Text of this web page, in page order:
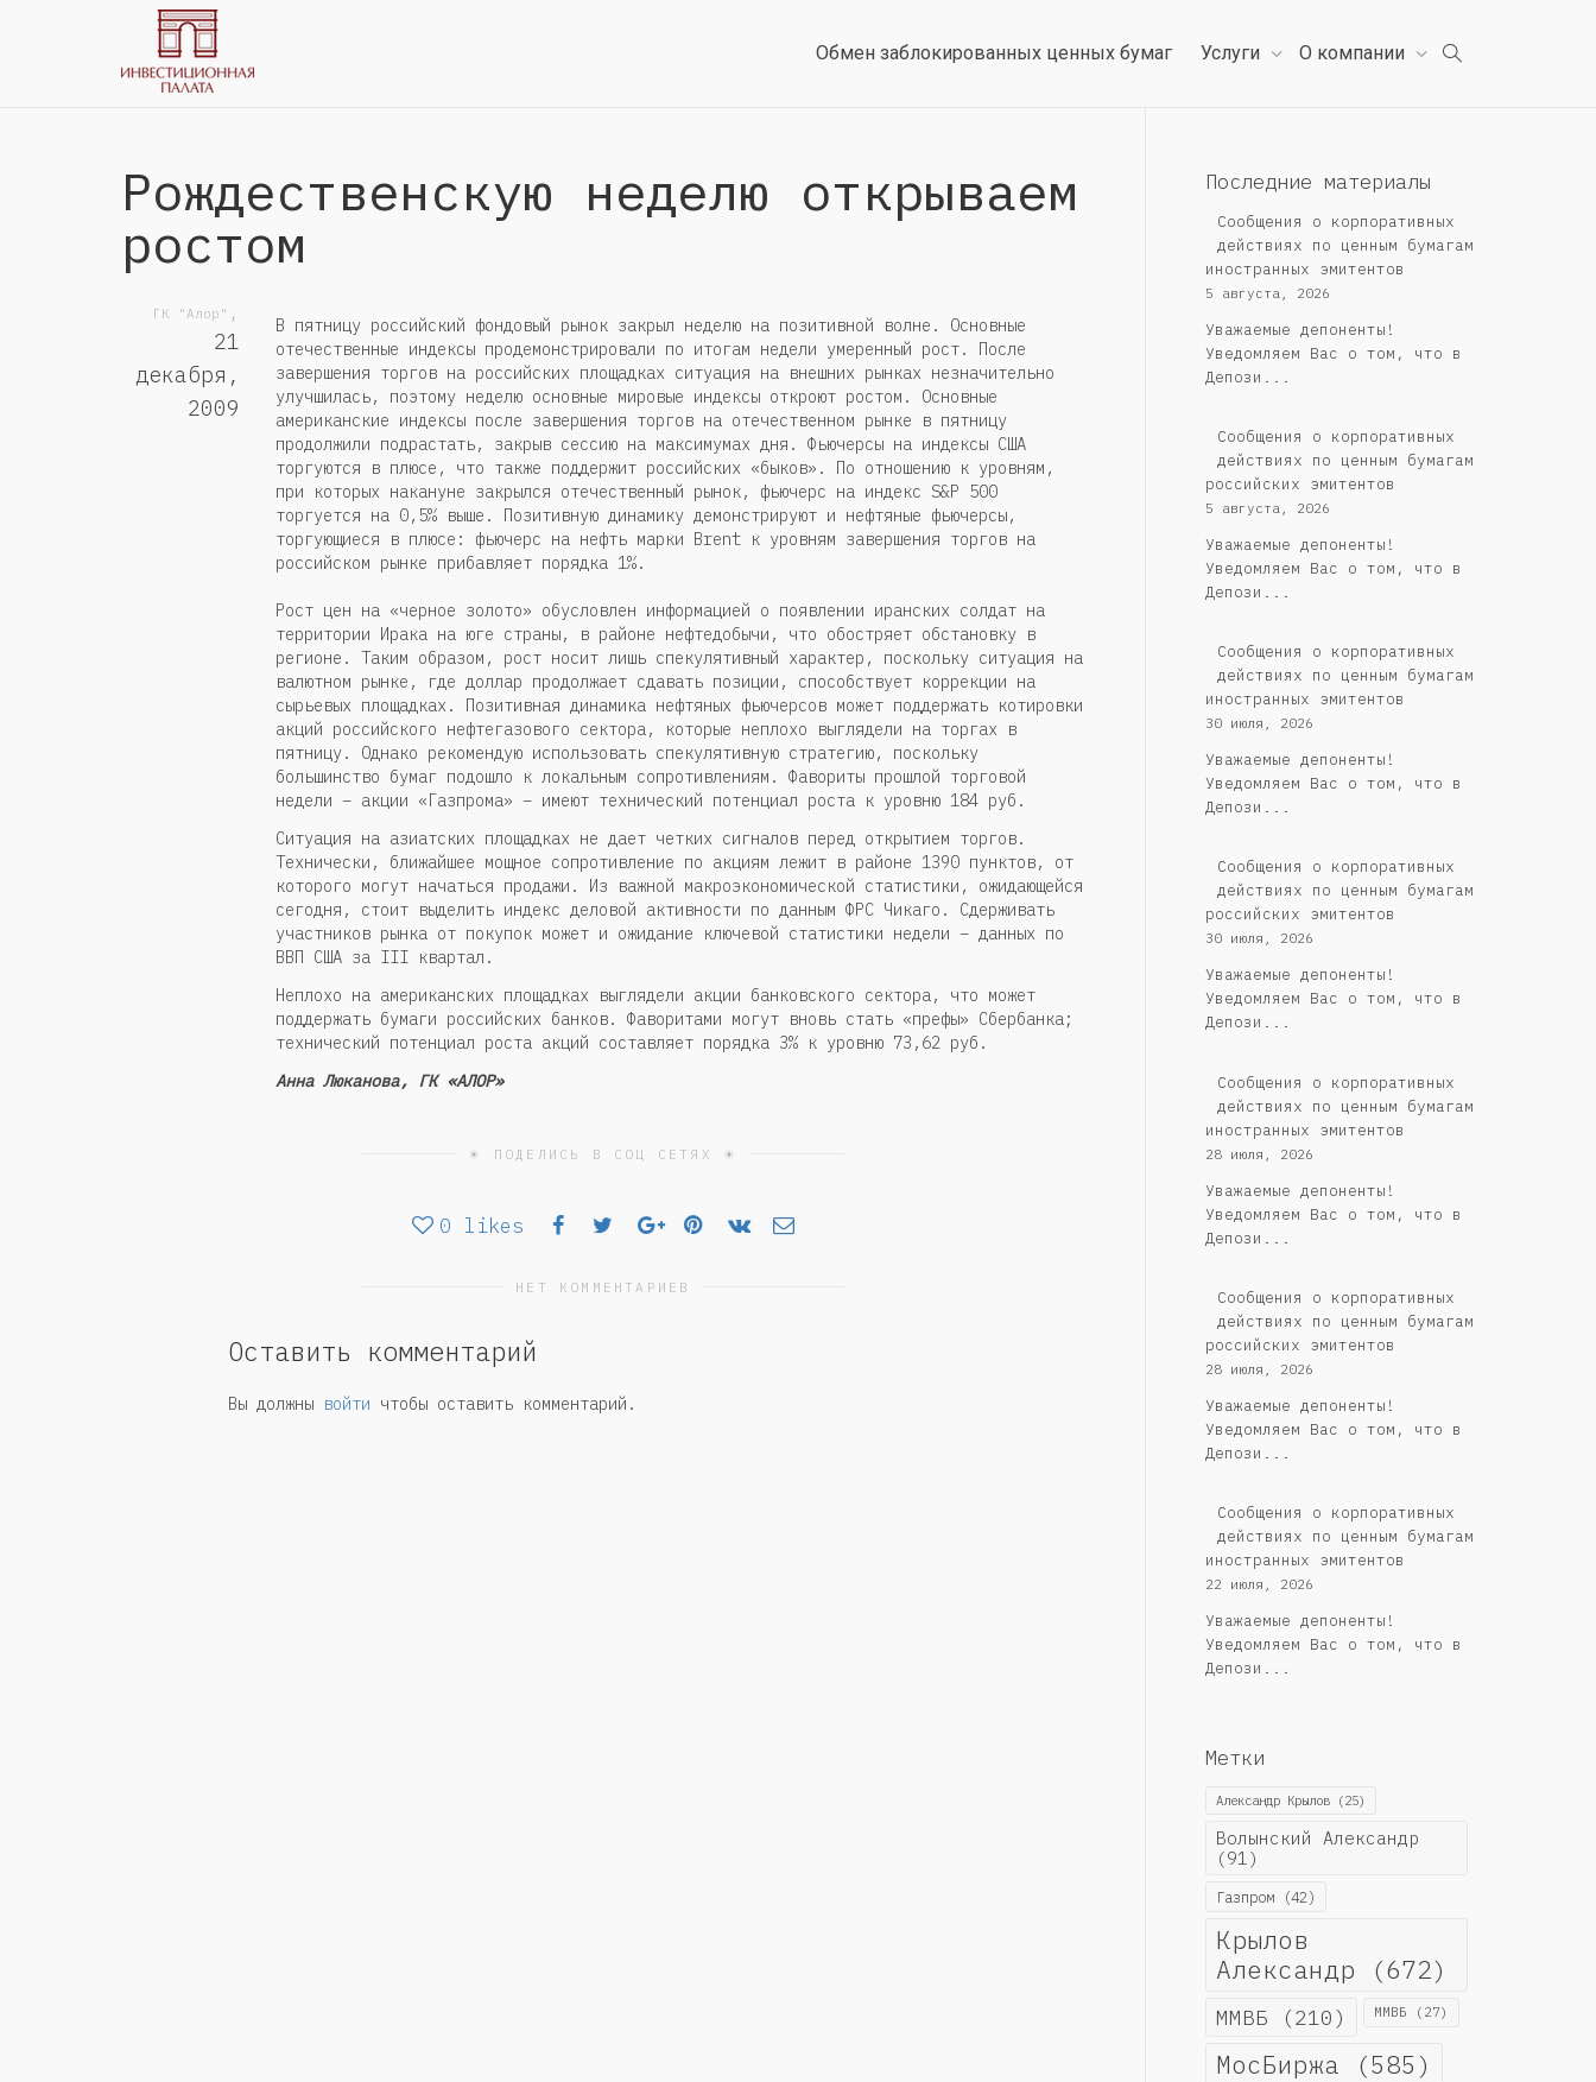
Обмен заблокированных ценных бумаг Услуги О компании
Рождественскую неделю открываем
ростом
ГК "Алор" ,
21
декабря,
2009
В пятницу российский фондовый рынок закрыл неделю на позитивной волне. Основные
отечественные индексы продемонстрировали по итогам недели умеренный рост. После
завершения торгов на российских площадках ситуация на внешних рынках незначительно
улучшилась, поэтому неделю основные мировые индексы откроют ростом. Основные
американские индексы после завершения торгов на отечественном рынке в пятницу
продолжили подрастать, закрыв сессию на максимумах дня. Фьючерсы на индексы США
торгуются в плюсе, что также поддержит российских «быков». По отношению к уровням,
при которых накануне закрылся отечественный рынок, фьючерс на индекс S&P 500
торгуется на 0,5% выше. Позитивную динамику демонстрируют и нефтяные фьючерсы,
торгующиеся в плюсе: фьючерс на нефть марки Brent к уровням завершения торгов на
российском рынке прибавляет порядка 1%.
Рост цен на «черное золото» обусловлен информацией о появлении иранских солдат на
территории Ирака на юге страны, в районе нефтедобычи, что обостряет обстановку в
регионе. Таким образом, рост носит лишь спекулятивный характер, поскольку ситуация на
валютном рынке, где доллар продолжает сдавать позиции, способствует коррекции на
сырьевых площадках. Позитивная динамика нефтяных фьючерсов может поддержать котировки
акций российского нефтегазового сектора, которые неплохо выглядели на торгах в
пятницу. Однако рекомендую использовать спекулятивную стратегию, поскольку
большинство бумаг подошло к локальным сопротивлениям. Фавориты прошлой торговой
недели – акции «Газпрома» – имеют технический потенциал роста к уровню 184 руб.
Ситуация на азиатских площадках не дает четких сигналов перед открытием торгов.
Технически, ближайшее мощное сопротивление по акциям лежит в районе 1390 пунктов, от
которого могут начаться продажи. Из важной макроэкономической статистики, ожидающейся
сегодня, стоит выделить индекс деловой активности по данным ФРС Чикаго. Сдерживать
участников рынка от покупок может и ожидание ключевой статистики недели – данных по
ВВП США за III квартал.
Неплохо на американских площадках выглядели акции банковского сектора, что может
поддержать бумаги российских банков. Фаворитами могут вновь стать «префы» Сбербанка;
технический потенциал роста акций составляет порядка 3% к уровню 73,62 руб.
Анна Люканова, ГК «АЛОР»
☀ ПОДЕЛИСЬ В СОЦ СЕТЯХ ☀
0 likes
НЕТ КОММЕНТАРИЕВ
Оставить комментарий
Вы должны войти чтобы оставить комментарий.
Последние материалы
Сообщения о корпоративных
действиях по ценным бумагам
иностранных эмитентов
5 августа, 2026
Уважаемые депоненты!
Уведомляем Вас о том, что в
Депози...
Cообщения о корпоративных
действиях по ценным бумагам
российских эмитентов
5 августа, 2026
Уважаемые депоненты!
Уведомляем Вас о том, что в
Депози...
Сообщения о корпоративных
действиях по ценным бумагам
иностранных эмитентов
30 июля, 2026
Уважаемые депоненты!
Уведомляем Вас о том, что в
Депози...
Cообщения о корпоративных
действиях по ценным бумагам
российских эмитентов
30 июля, 2026
Уважаемые депоненты!
Уведомляем Вас о том, что в
Депози...
Сообщения о корпоративных
действиях по ценным бумагам
иностранных эмитентов
28 июля, 2026
Уважаемые депоненты!
Уведомляем Вас о том, что в
Депози...
Cообщения о корпоративных
действиях по ценным бумагам
российских эмитентов
28 июля, 2026
Уважаемые депоненты!
Уведомляем Вас о том, что в
Депози...
Сообщения о корпоративных
действиях по ценным бумагам
иностранных эмитентов
22 июля, 2026
Уважаемые депоненты!
Уведомляем Вас о том, что в
Депози...
Метки
Александр Крылов(25)
Волынский Александр
(91)
Газпром(42)
Крылов
Александр (672)
ММВБ (210) ММВБ (27)
МосБиржа (585)